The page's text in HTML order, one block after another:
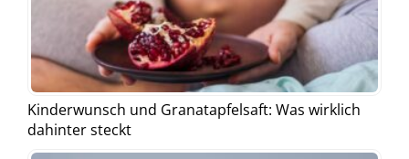
Kinderwunsch und Granatapfelsaft: Was wirklich
dahinter steckt